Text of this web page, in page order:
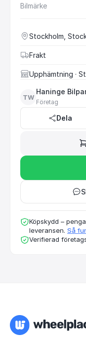
Bilmärke
Stockholm,
Frakt
Upphämtning ·
TW
Haninge
Företag
Dela
Köpskydd –
leveransen. Så
Verifierad